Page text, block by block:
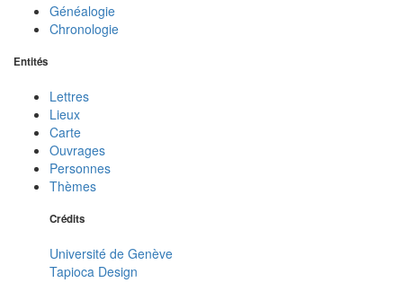
Généalogie
Chronologie
Entités
Lettres
Lieux
Carte
Ouvrages
Personnes
Thèmes
Crédits
Université de Genève
Tapioca Design